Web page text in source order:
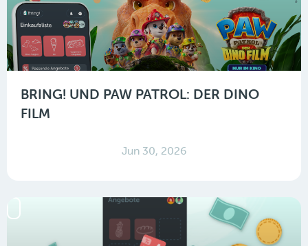
BRING! UND PAW PATROL: DER DINO
FILM
Jun 30, 2026